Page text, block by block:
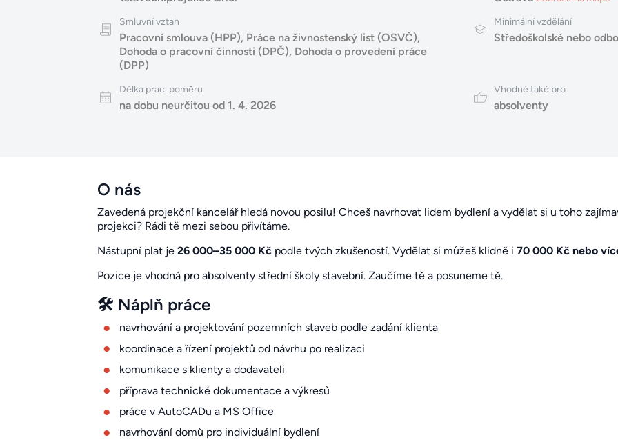
Smluvní vztah
Pracovní smlouva (HPP), Práce na živnostenský list (OSVČ),
Dohoda o pracovní činnosti (DPČ), Dohoda o provedení práce
(DPP)
Minimální vzdělání
Středoškolské nebo
Délka prac. poměru
na dobu neurčitou od 1. 4. 2026
Vhodné také pro
absolventy
O nás
Zavedená projekční kancelář hledá novou posilu! Chceš navrhovat lidem bydlení a vydělat si u toho
projekci? Rádi tě mezi sebou přivítáme.
Nástupní plat je 26 000–35 000 Kč podle tvých zkušeností. Vydělat si můžeš klidně i 70 000 Kč nebo
Pozice je vhodná pro absolventy střední školy stavební. Zaučíme tě a posuneme tě.
🛠️ Náplň práce
navrhování a projektování pozemních staveb podle zadání klienta
koordinace a řízení projektů od návrhu po realizaci
komunikace s klienty a dodavateli
příprava technické dokumentace a výkresů
práce v AutoCADu a MS Office
navrhování domů pro individuální bydlení